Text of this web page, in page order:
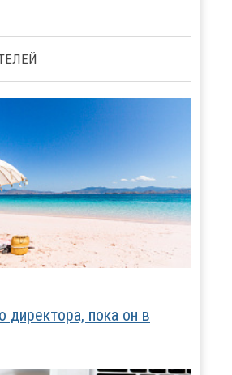
директора, пока он в